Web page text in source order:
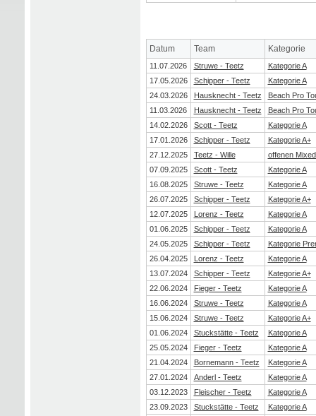
Datum Team Kategorie
11.07.2026 Struwe - Teetz
Kategorie A
17.05.2026
Schipper - Teetz
Kategorie A
24.03.2026
Hausknecht - Teetz
Beach Pro
11.03.2026
Hausknecht - Teetz
Beach Pro
14.02.2026
Scott - Teetz
Kategorie A
17.01.2026
Schipper - Teetz
Kategorie A+
27.12.2025
Teetz - Wille
offenen
07.09.2025
Scott - Teetz
Kategorie A
16.08.2025
Struwe - Teetz
Kategorie A
26.07.2025
Schipper - Teetz
Kategorie A+
12.07.2025
Lorenz - Teetz
Kategorie A
01.06.2025
Schipper - Teetz
Kategorie A
24.05.2025
Schipper - Teetz
Kategorie
26.04.2025
Lorenz - Teetz
Kategorie A
13.07.2024
Schipper - Teetz
Kategorie A+
22.06.2024
Fieger - Teetz
Kategorie A
16.06.2024
Struwe - Teetz
Kategorie A
15.06.2024
Struwe - Teetz
Kategorie A+
01.06.2024
Stuckstätte - Teetz
Kategorie A
25.05.2024
Fieger - Teetz
Kategorie A
21.04.2024
Bornemann - Teetz
Kategorie A
27.01.2024
Anderl - Teetz
Kategorie A
03.12.2023
Fleischer - Teetz
Kategorie A
23.09.2023
Stuckstätte - Teetz
Kategorie A